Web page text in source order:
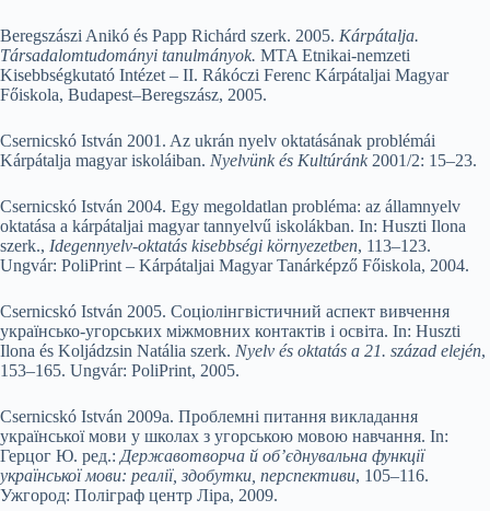
Beregszászi Anikó és Papp Richárd szerk. 2005. Kárpátalja.
Társadalomtudományi tanulmányok. MTA Etnikai-nemzeti
Kisebbségkutató Intézet – II. Rákóczi Ferenc Kárpátaljai Magyar
Főiskola, Budapest–Beregszász, 2005.
Csernicskó István 2001. Az ukrán nyelv oktatásának problémái
Kárpátalja magyar iskoláiban. Nyelvünk és Kultúránk 2001/2: 15–23.
Csernicskó István 2004. Egy megoldatlan probléma: az államnyelv
oktatása a kárpátaljai magyar tannyelvű iskolákban. In: Huszti Ilona
szerk., Idegennyelv-oktatás kisebbségi környezetben, 113–123.
Ungvár: PoliPrint – Kárpátaljai Magyar Tanárképző Főis­kola, 2004.
Csernicskó István 2005. Соціолінгвістичний аспект вивчення
українсько-угорських міжмовних контактів і освіта. In: Huszti
Ilona és Koljádzsin Natália szerk. Nyelv és oktatás a 21. század elején,
153–165. Ungvár: PoliPrint, 2005.
Csernicskó István 2009a. Проблемні питання викладання
української мови у школах з угорською мовою навчання. In:
Герцог Ю. ред.: Державотворча й об’єднувальна функції
української мови: реалії, здобутки, перспективи, 105–116.
Ужгород: Поліграф центр Ліра, 2009.